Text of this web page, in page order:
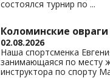
состоялся турнир по ...
Коломинские овраги
02.08.2026
Наша спортсменка
занимающаяся по месту
инструктора по спорту